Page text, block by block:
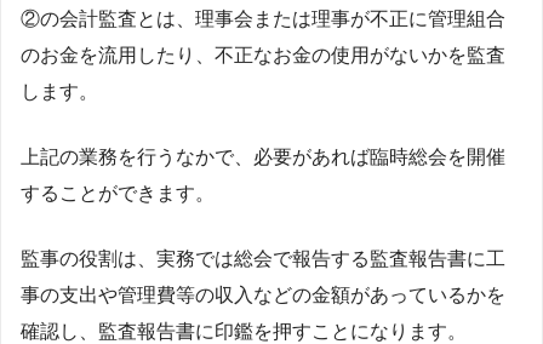
②の会計監査とは、理事会または理事が不正に管理組合
のお金を流用したり、不正なお金の使用がないかを監査
します。
上記の業務を行うなかで、必要があれば臨時総会を開催
することができます。
監事の役割は、実務では総会で報告する監査報告書に工
事の支出や管理費等の収入などの金額があっているかを
確認し、監査報告書に印鑑を押すことになります。